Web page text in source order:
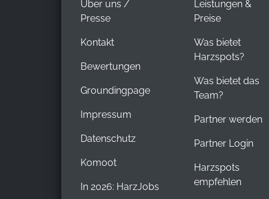
Über uns /
Presse
Kontakt
Bewertungen
Groundingpage
Impressum
Datenschutz
Komoot
In 2026: HarzJobs
Leistungen &
Preise
Was bietet
Harzspots?
Was bietet das
Team?
Partner werden
Partner Login
Harzspots
empfehlen